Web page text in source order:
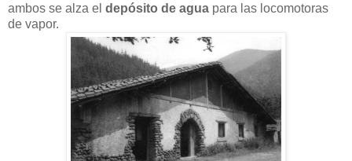
ambos se alza el depósito de agua para las locomotoras
de vapor.